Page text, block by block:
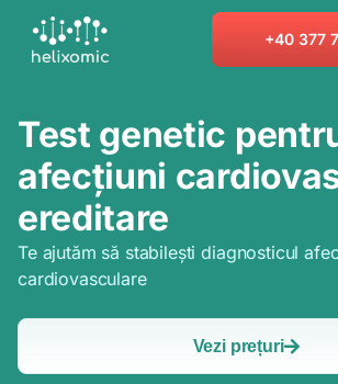
content
+40 377
Consultație genetică
Despre noi
Test genetic
afecțiuni
ereditare
Te ajutăm să stabilești diagnosticul
cardiovasculare
Vezi prețuri